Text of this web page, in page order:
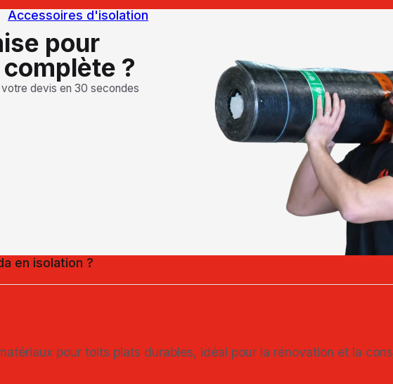
Accessoires d'isolation
pour
?
devis en 30 secondes
en isolation ?
pour toits plats durables, idéal pour la rénovation et la